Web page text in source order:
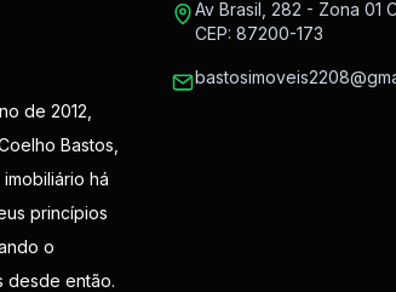
de 2012,
Bastos,
há
princípios
o
desde então.
Av Brasil, 282 - Zona 01
CEP: 87200-173